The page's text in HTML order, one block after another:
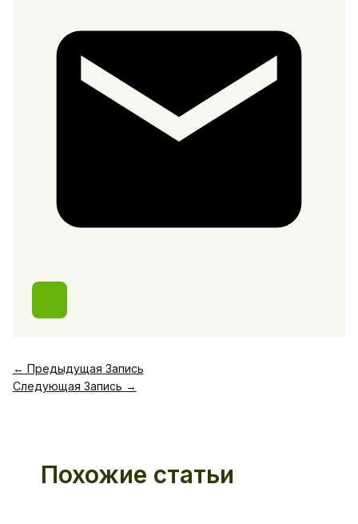
← Предыдущая Запись
Следующая Запись →
Похожие статьи